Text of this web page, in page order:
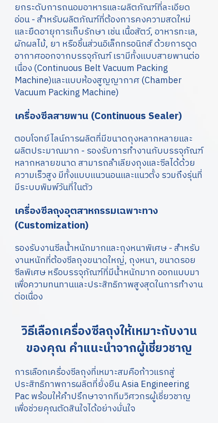
ยกระดับการถนอมอาหารและผลิตภัณฑ์ที่ละเอียด
อ่อน - สำหรับผลิตภัณฑ์ที่ต้องการคงความสดใหม่
และยืดอายุการเก็บรักษา เช่น เนื้อสัตว์, อาหารทะเล,
ผักผลไม้, ยา หรือชิ้นส่วนอิเล็กทรอนิกส์ ด้วยการดูด
อากาศออกจากบรรจุภัณฑ์ เรามีทั้งแบบสายพานต่อ
เนื่อง (Continuous Belt Vacuum Packing
Machine)และแบบห้องสูญญากาศ (Chamber
Vacuum Packing Machine)
เครื่องซีลสายพาน (Continuous Sealer)
ตอบโจทย์ไลน์การผลิตที่มีขนาดถุงหลากหลายและ
ผลิตประมาณมาก - รองรับการทำงานกับบรรจุภัณฑ์
หลากหลายขนาด สามารถลำเลียงถุงและซีลได้ด้วย
ความเร็วสูง มีทั้งแบบแนวนอนและแนวตั้ง รวมถึงรุ่นที่
มีระบบพิมพ์วันที่ในตัว
เครื่องซีลถุงอุตสาหกรรมเฉพาะทาง
(Customization)
รองรับงานซีลน้ำหนักมากและถุงหนาพิเศษ - สำหรับ
งานหนักที่ต้องซีลถุงขนาดใหญ่, ถุงหนา, ขนาดรอย
ซีลพิเศษ หรือบรรจุภัณฑ์ที่มีน้ำหนักมาก ออกแบบมา
เพื่อความทนทานและประสิทธิภาพสูงสุดในการทำงาน
ต่อเนื่อง
วิธีเลือกเครื่องซีลถุงให้เหมาะกับงาน
ของคุณ คำแนะนำจากผู้เชี่ยวชาญ
การเลือกเครื่องซีลถุงที่เหมาะสมคือก้าวแรกสู่
ประสิทธิภาพการผลิตที่ยั่งยืน Asia Engineering
Pac พร้อมให้คำปรึกษาจากทีมวิศวกรผู้เชี่ยวชาญ
เพื่อช่วยคุณตัดสินใจได้อย่างมั่นใจ